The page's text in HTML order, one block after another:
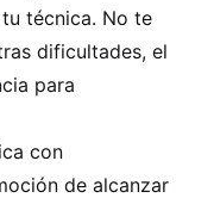
técnica. No te
dificultades, el
para
con
de alcanzar